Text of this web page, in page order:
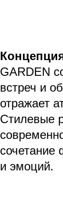
GARDEN
встреч и
отражает
Стилевые
сочетание
и эмоций.